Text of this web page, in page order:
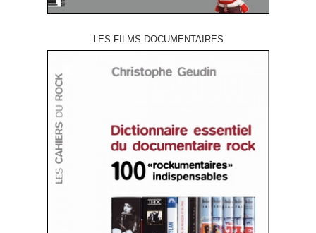
LES FILMS DOCUMENTAIRES